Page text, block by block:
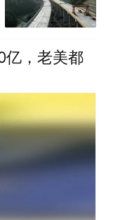
亿，老美都